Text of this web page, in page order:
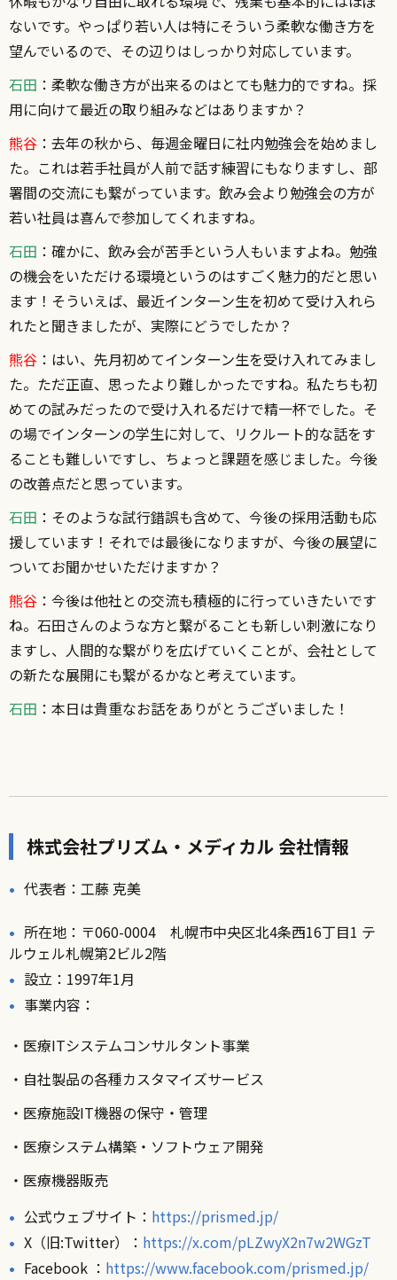
ないです。やっぱり若い人は特にそういう柔軟な働き方を
望んでいるので、その辺りはしっかり対応しています。
石田 ：柔軟な働き方が出来るのはとても魅力的ですね。採
用に向けて最近の取り組みなどはありますか？
熊谷 ：去年の秋から、毎週金曜日に社内勉強会を始めまし
た。これは若手社員が人前で話す練習にもなりますし、部
署間の交流にも繋がっています。飲み会より勉強会の方が
若い社員は喜んで参加してくれますね。
石田 ：確かに、飲み会が苦手という人もいますよね。勉強
の機会をいただける環境というのはすごく魅力的だと思い
ます！そういえば、最近インターン生を初めて受け入れら
れたと聞きましたが、実際にどうでしたか？
熊谷 ：はい、先月初めてインターン生を受け入れてみまし
た。ただ正直、思ったより難しかったですね。私たちも初
めての試みだったので受け入れるだけで精一杯でした。そ
の場でインターンの学生に対して、リクルート的な話をす
ることも難しいですし、ちょっと課題を感じました。今後
の改善点だと思っています。
石田 ：そのような試行錯誤も含めて、今後の採用活動も応
援しています！それでは最後になりますが、今後の展望に
ついてお聞かせいただけますか？
熊谷 ：今後は他社との交流も積極的に行っていきたいです
ね。石田さんのような方と繋がることも新しい刺激になり
ますし、人間的な繋がりを広げていくことが、会社として
の新たな展開にも繋がるかなと考えています。
石田 ：本日は貴重なお話をありがとうございました！
株式会社プリズム・メディカル 会社情報
代表者：工藤 克美
所在地：〒060-0004 札幌市中央区北4条西16丁目1 テ
ルウェル札幌第2ビル2階
設立：1997年1月
事業内容：
・医療ITシステムコンサルタント事業
・自社製品の各種カスタマイズサービス
・医療施設IT機器の保守・管理
・医療システム構築・ソフトウェア開発
・医療機器販売
公式ウェブサイト： https://prismed.jp/
X（旧:Twitter）： https://x.com/pLZwyX2n7w2WGzT
Facebook ： https://www.facebook.com/prismed.jp/